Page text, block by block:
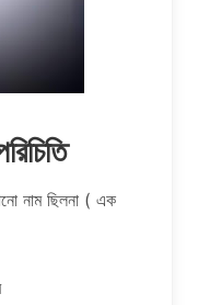
নাম ছিলনা ( এক